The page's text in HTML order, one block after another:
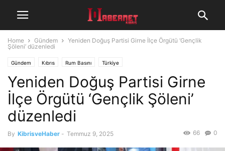
Home Gündem
Yeniden Doğuş Partisi Girne İlçe Örgütü ‘Gençlik
Şöleni’ düzenledi
Gündem Kıbrıs Rum Basını Türkiye
Yeniden Doğuş Partisi Girne
İlçe Örgütü ‘Gençlik Şöleni’
düzenledi
By KibrisveHaber - Temmuz 9, 2025 0
66